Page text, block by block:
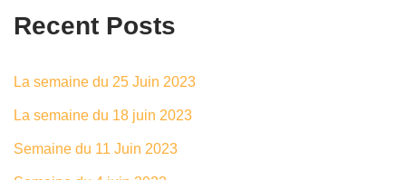
Recent Posts
La semaine du 25 Juin 2023
La semaine du 18 juin 2023
Semaine du 11 Juin 2023